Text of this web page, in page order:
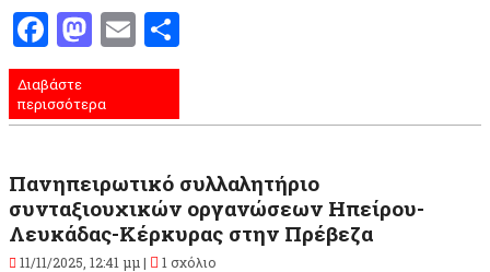
Facebook
Mastodon
Email
Διαβάστε
περισσότερα
Πανηπειρωτικό συλλαλητήριο
συνταξιουχικών οργανώσεων Ηπείρου-
Λευκάδας-Κέρκυρας στην Πρέβεζα
11/11/2025, 12:41 μμ | 1 σχόλιο